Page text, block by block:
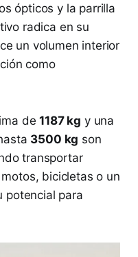
ópticos y la parrilla
radica en su
un volumen interior
como
de1187 kg y una
3500 kg son
transportar
bicicletas o un
potencial para